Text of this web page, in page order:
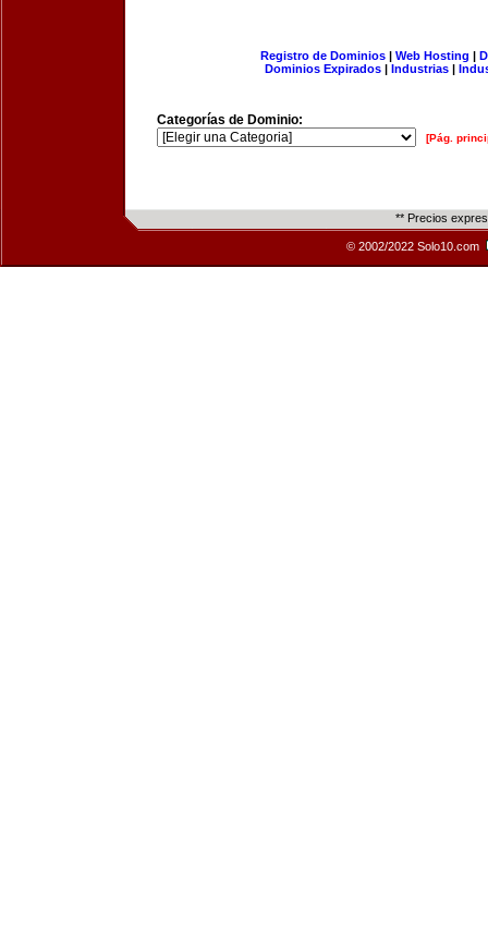
Registro de Dominios| Web Hosting |
Dominios Expirados | Industrias |
Categorías de Dominio:
[Pág.
** Precios
© 2002/2022 Solo10.com